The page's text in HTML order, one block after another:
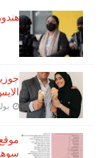
يوليو